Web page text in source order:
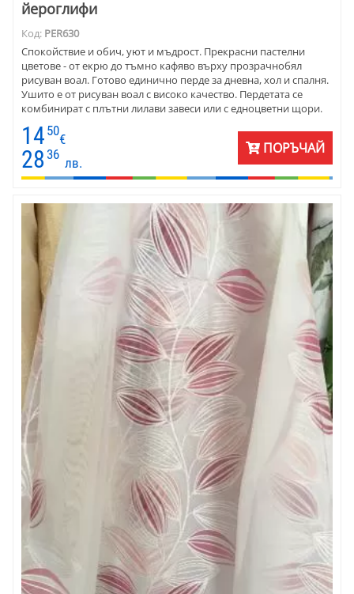
йероглифи
Код: PER630
Спокойствие и обич, уют и мъдрост. Прекрасни пастелни
цветове - от екрю до тъмно кафяво върху прозрачнобял
рисуван воал. Готово единично перде за дневна, хол и спалня.
Ушито е от рисуван воал с високо качество. Пердетата се
комбинират с плътни лилави завеси или с едноцветни щори.
Цената е на метър готово перде.
14 50
€
28 36
лв.
ПОРЪЧАЙ